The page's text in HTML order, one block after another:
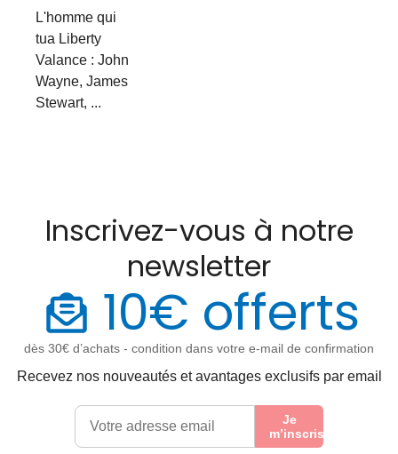
L'homme qui
tua Liberty
Valance : John
Wayne, James
Stewart, ...
Inscrivez-vous à notre
newsletter
10€ offerts
dès 30€ d’achats - condition dans votre e-mail de confirmation
Recevez nos nouveautés et avantages exclusifs par email
Je
m’inscris